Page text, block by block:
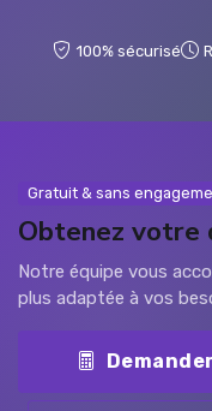
100% sécurisé
Gratuit & sans
Obtenez votre
Notre équipe vous
plus adaptée à vos